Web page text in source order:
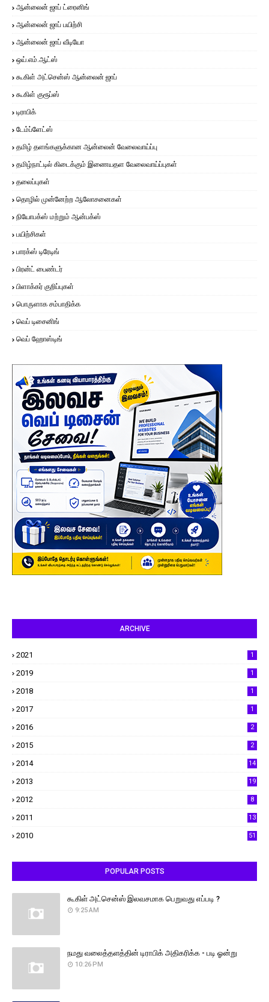
ஆன்லைன் ஜாப் ட்ரைனிங்
ஆன்லைன் ஜாப் பயிற்சி
ஆன்லைன் ஜாப் வீடியோ
ஒய்.எம்.ஆட்ஸ்
கூகிள் அட்சென்ஸ் ஆன்லைன் ஜாப்
கூகிள் குரூப்ஸ்
டிராபிக்
டேம்ப்ளேட்ஸ்
தமிழ் தளங்களுக்கான ஆன்லைன் வேலைவாய்ப்பு
தமிழ்நாட்டில் கிடைக்கும் இணையதள வேலைவாய்ப்புகள்
தலைப்புகள்
தொழில் முன்னேற்ற ஆலோசனைகள்
நியோபக்ஸ் மற்றும் ஆன்பக்ஸ்
பயிற்சிகள்
பாரக்ஸ் டிரேடிங்
பிரன்ட் பைண்டர்
பிளாக்கர் குறிப்புகள்
பொருளாக சம்பாதிக்க
வெப் டிசைனிங்
வெப் ஹோஸ்டிங்
ARCHIVE
2021 1
2019 1
2018 1
2017 1
2016 2
2015 2
2014 14
2013 19
2012 8
2011 13
2010 51
POPULAR POSTS
கூகிள் அட்சென்ஸ் இலவசமாக பெறுவது எப்படி ?
9:25 AM
நமது வலைத்தளத்தின் டிராபிக் அதிகரிக்க - படி ஓன்று
10:26 PM